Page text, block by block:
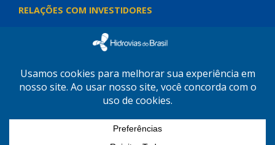
RELAÇÕES COM INVESTIDORES
IMPRENSA